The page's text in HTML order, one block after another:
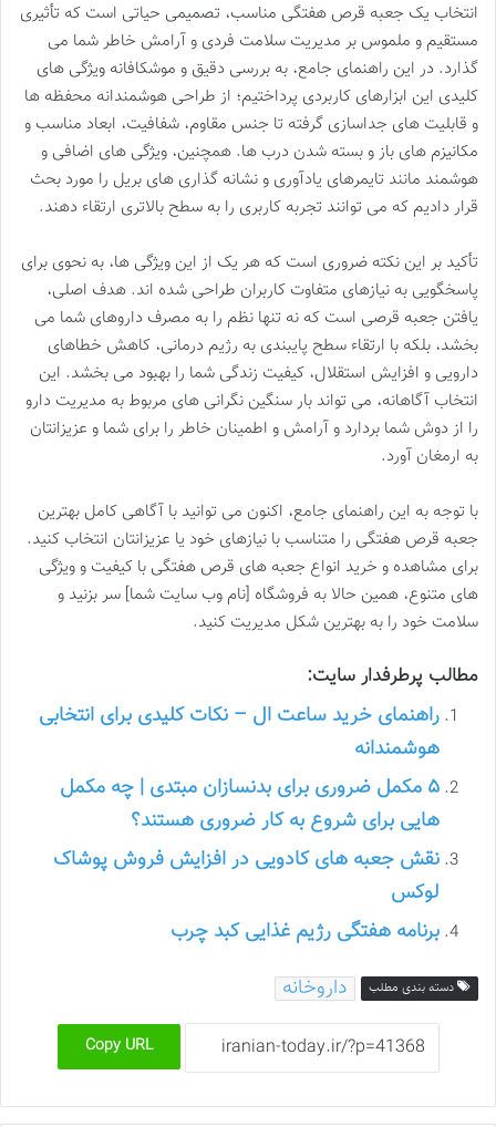
انتخاب یک جعبه قرص هفتگی مناسب، تصمیمی حیاتی است که تأثیری
مستقیم و ملموس بر مدیریت سلامت فردی و آرامش خاطر شما می
گذارد. در این راهنمای جامع، به بررسی دقیق و موشکافانه ویژگی های
کلیدی این ابزارهای کاربردی پرداختیم؛ از طراحی هوشمندانه محفظه ها
و قابلیت های جداسازی گرفته تا جنس مقاوم، شفافیت، ابعاد مناسب و
مکانیزم های باز و بسته شدن درب ها. همچنین، ویژگی های اضافی و
هوشمند مانند تایمرهای یادآوری و نشانه گذاری های بریل را مورد بحث
قرار دادیم که می توانند تجربه کاربری را به سطح بالاتری ارتقاء دهند.
تأکید بر این نکته ضروری است که هر یک از این ویژگی ها، به نحوی برای
پاسخگویی به نیازهای متفاوت کاربران طراحی شده اند. هدف اصلی،
یافتن جعبه قرصی است که نه تنها نظم را به مصرف داروهای شما می
بخشد، بلکه با ارتقاء سطح پایبندی به رژیم درمانی، کاهش خطاهای
دارویی و افزایش استقلال، کیفیت زندگی شما را بهبود می بخشد. این
انتخاب آگاهانه، می تواند بار سنگین نگرانی های مربوط به مدیریت دارو
را از دوش شما بردارد و آرامش و اطمینان خاطر را برای شما و عزیزانتان
به ارمغان آورد.
با توجه به این راهنمای جامع، اکنون می توانید با آگاهی کامل بهترین
جعبه قرص هفتگی را متناسب با نیازهای خود یا عزیزانتان انتخاب کنید.
برای مشاهده و خرید انواع جعبه های قرص هفتگی با کیفیت و ویژگی
های متنوع، همین حالا به فروشگاه [نام وب سایت شما] سر بزنید و
سلامت خود را به بهترین شکل مدیریت کنید.
مطالب پرطرفدار سایت:
راهنمای خرید ساعت ال – نکات کلیدی برای انتخابی
هوشمندانه
۵ مکمل ضروری برای بدنسازان مبتدی | چه مکمل
هایی برای شروع به کار ضروری هستند؟
نقش جعبه های کادویی در افزایش فروش پوشاک
لوکس
برنامه هفتگی رژیم غذایی کبد چرب
دسته بندی مطلب داروخانه
Copy URL